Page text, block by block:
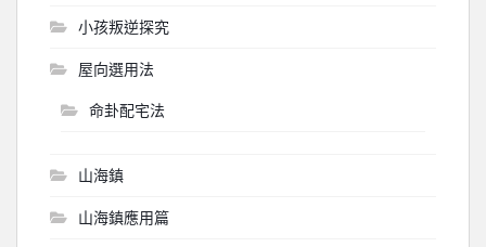
小孩叛逆探究
屋向選用法
命卦配宅法
山海鎮
山海鎮應用篇